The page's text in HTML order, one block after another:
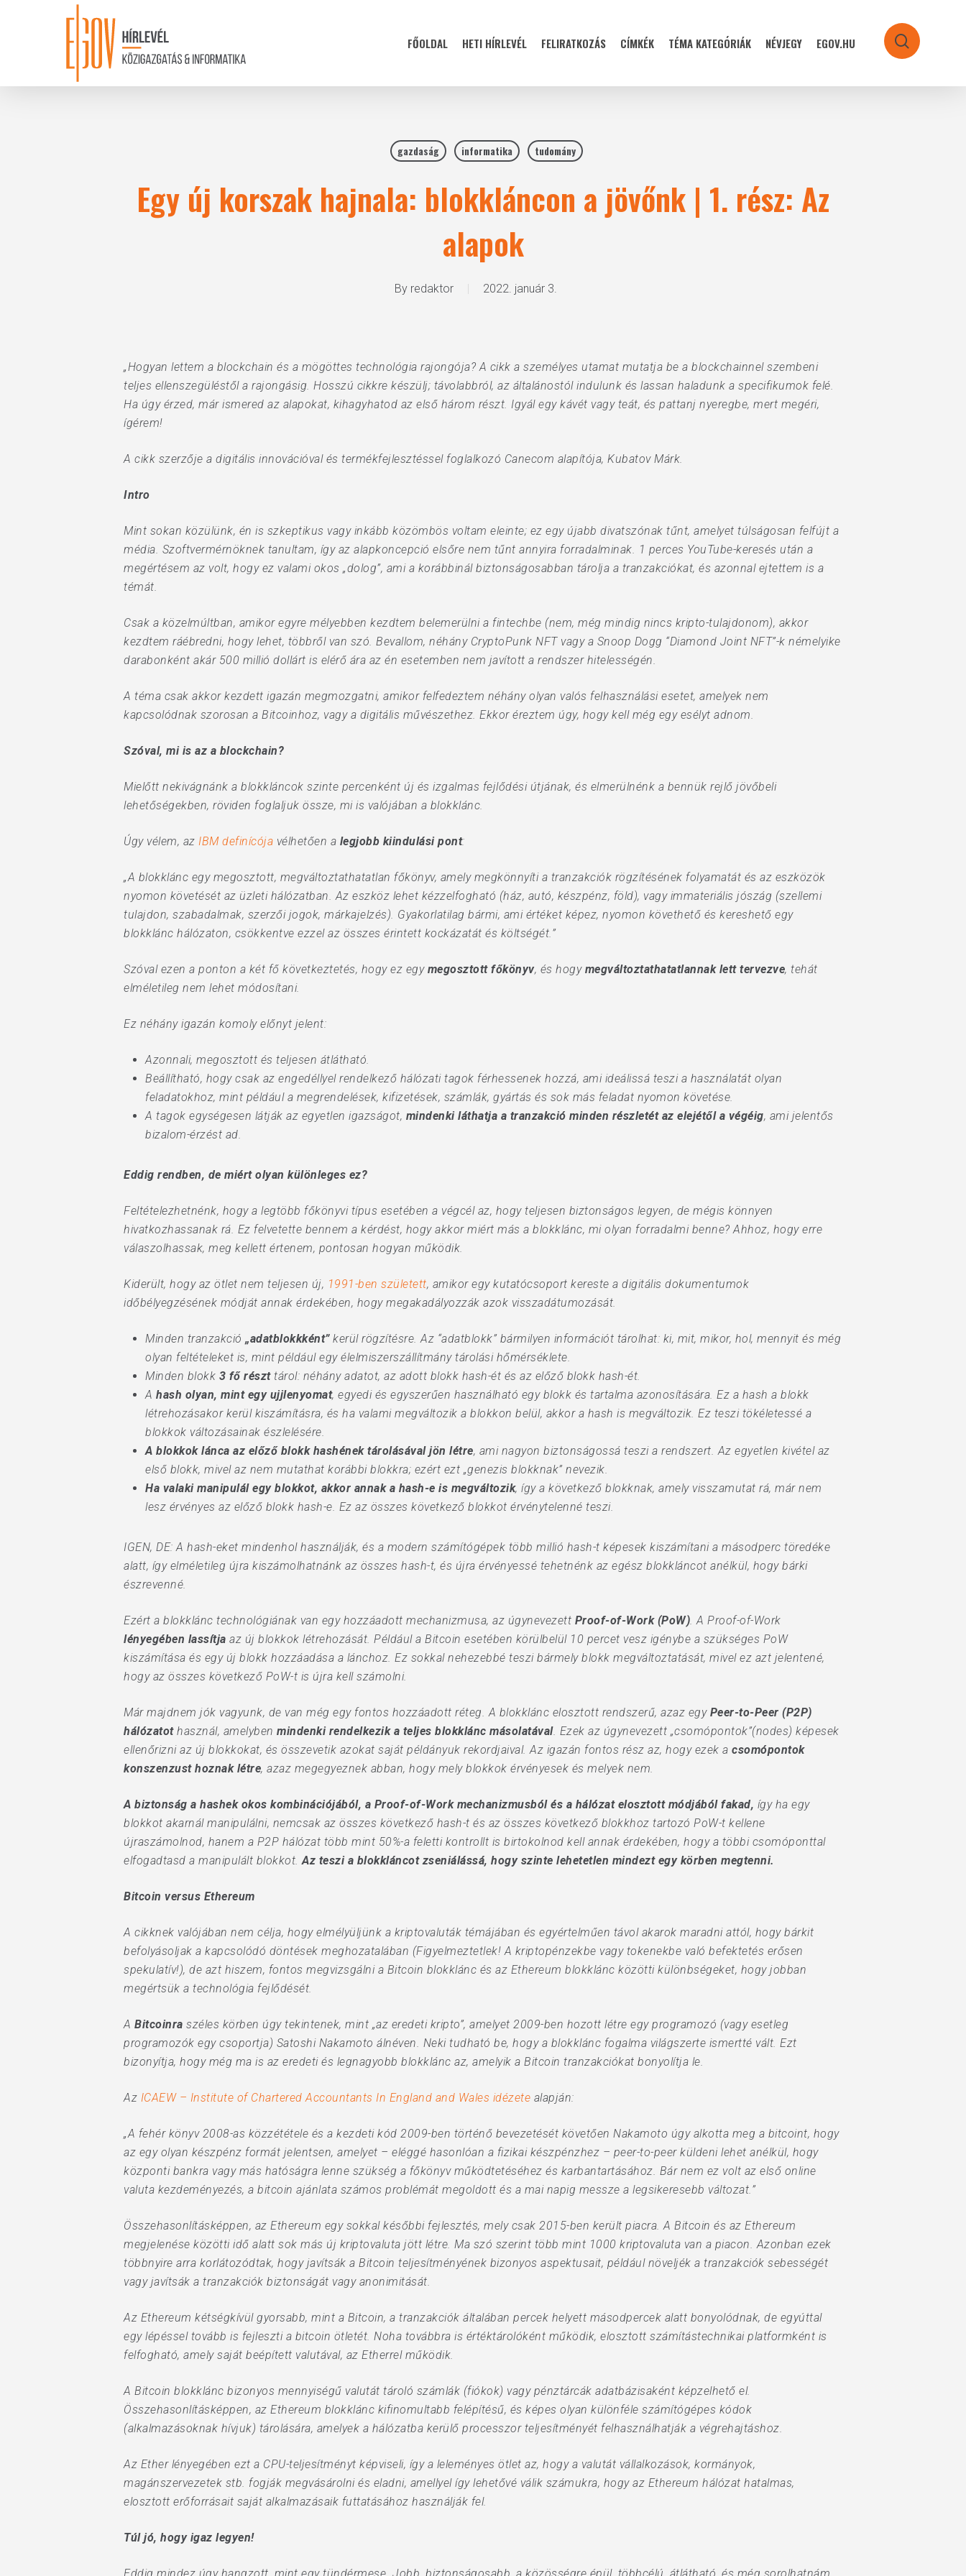
FŐOLDAL HETI HÍRLEVÉL FELIRATKOZÁS CÍMKÉK TÉMA KATEGÓRIÁK NÉVJEGY EGOV.HU search
gazdaság informatika tudomány
Egy új korszak hajnala: blokkláncon a jövőnk | 1. rész: Az
alapok
By redaktor 2022. január 3.
„Hogyan lettem a blockchain és a mögöttes technológia rajongója? A cikk a személyes utamat mutatja be a blockchainnel szembeni
teljes ellenszegüléstől a rajongásig. Hosszú cikkre készülj; távolabbról, az általánostól indulunk és lassan haladunk a specifikumok felé.
Ha úgy érzed, már ismered az alapokat, kihagyhatod az első három részt. Igyál egy kávét vagy teát, és pattanj nyeregbe, mert megéri,
ígérem!
A cikk szerzője a digitális innovációval és termékfejlesztéssel foglalkozó Canecom alapítója, Kubatov Márk.
Intro
Mint sokan közülünk, én is szkeptikus vagy inkább közömbös voltam eleinte; ez egy újabb divatszónak tűnt, amelyet túlságosan felfújt a
média. Szoftvermérnöknek tanultam, így az alapkoncepció elsőre nem tűnt annyira forradalminak. 1 perces YouTube-keresés után a
megértésem az volt, hogy ez valami okos „dolog”, ami a korábbinál biztonságosabban tárolja a tranzakciókat, és azonnal ejtettem is a
témát.
Csak a közelmúltban, amikor egyre mélyebben kezdtem belemerülni a fintechbe (nem, még mindig nincs kripto-tulajdonom), akkor
kezdtem ráébredni, hogy lehet, többről van szó. Bevallom, néhány CryptoPunk NFT vagy a Snoop Dogg “Diamond Joint NFT”-k némelyike
darabonként akár 500 millió dollárt is elérő ára az én esetemben nem javított a rendszer hitelességén.
A téma csak akkor kezdett igazán megmozgatni, amikor felfedeztem néhány olyan valós felhasználási esetet, amelyek nem
kapcsolódnak szorosan a Bitcoinhoz, vagy a digitális művészethez. Ekkor éreztem úgy, hogy kell még egy esélyt adnom.
Szóval, mi is az a blockchain?
Mielőtt nekivágnánk a blokkláncok szinte percenként új és izgalmas fejlődési útjának, és elmerülnénk a bennük rejlő jövőbeli
lehetőségekben, röviden foglaljuk össze, mi is valójában a blokklánc.
Úgy vélem, az IBM definícója vélhetően a legjobb kiindulási pont:
„A blokklánc egy megosztott, megváltoztathatatlan főkönyv, amely megkönnyíti a tranzakciók rögzítésének folyamatát és az eszközök
nyomon követését az üzleti hálózatban. Az eszköz lehet kézzelfogható (ház, autó, készpénz, föld), vagy immateriális jószág (szellemi
tulajdon, szabadalmak, szerzői jogok, márkajelzés). Gyakorlatilag bármi, ami értéket képez, nyomon követhető és kereshető egy
blokklánc hálózaton, csökkentve ezzel az összes érintett kockázatát és költségét.”
Szóval ezen a ponton a két fő következtetés, hogy ez egy megosztott főkönyv, és hogy megváltoztathatatlannak lett tervezve, tehát
elméletileg nem lehet módosítani.
Ez néhány igazán komoly előnyt jelent:
Azonnali, megosztott és teljesen átlátható.
Beállítható, hogy csak az engedéllyel rendelkező hálózati tagok férhessenek hozzá, ami ideálissá teszi a használatát olyan
feladatokhoz, mint például a megrendelések, kifizetések, számlák, gyártás és sok más feladat nyomon követése.
A tagok egységesen látják az egyetlen igazságot, mindenki láthatja a tranzakció minden részletét az elejétől a végéig, ami jelentős
bizalom-érzést ad.
Eddig rendben, de miért olyan különleges ez?
Feltételezhetnénk, hogy a legtöbb főkönyvi típus esetében a végcél az, hogy teljesen biztonságos legyen, de mégis könnyen
hivatkozhassanak rá. Ez felvetette bennem a kérdést, hogy akkor miért más a blokklánc, mi olyan forradalmi benne? Ahhoz, hogy erre
válaszolhassak, meg kellett értenem, pontosan hogyan működik.
Kiderült, hogy az ötlet nem teljesen új, 1991-ben született, amikor egy kutatócsoport kereste a digitális dokumentumok
időbélyegzésének módját annak érdekében, hogy megakadályozzák azok visszadátumozását.
Minden tranzakció „adatblokkként”kerül rögzítésre. Az “adatblokk” bármilyen információt tárolhat: ki, mit, mikor, hol, mennyit és még
olyan feltételeket is, mint például egy élelmiszerszállítmány tárolási hőmérséklete.
Minden blokk 3 fő részttárol: néhány adatot, az adott blokk hash-ét és az előző blokk hash-ét.
A hash olyan, mint egy ujjlenyomat, egyedi és egyszerűen használható egy blokk és tartalma azonosítására. Ez a hash a blokk
létrehozásakor kerül kiszámításra, és ha valami megváltozik a blokkon belül, akkor a hash is megváltozik. Ez teszi tökéletessé a
blokkok változásainak észlelésére.
A blokkok lánca az előző blokk hashének tárolásával jön létre, ami nagyon biztonságossá teszi a rendszert. Az egyetlen kivétel az
első blokk, mivel az nem mutathat korábbi blokkra; ezért ezt „genezis blokknak” nevezik.
Ha valaki manipulál egy blokkot, akkor annak a hash-e is megváltozik, így a következő blokknak, amely visszamutat rá, már nem
lesz érvényes az előző blokk hash-e. Ez az összes következő blokkot érvénytelenné teszi.
IGEN, DE: A hash-eket mindenhol használják, és a modern számítógépek több millió hash-t képesek kiszámítani a másodperc töredéke
alatt, így elméletileg újra kiszámolhatnánk az összes hash-t, és újra érvényessé tehetnénk az egész blokkláncot anélkül, hogy bárki
észrevenné.
Ezért a blokklánc technológiának van egy hozzáadott mechanizmusa, az úgynevezett Proof-of-Work (PoW). A Proof-of-Work
lényegében lassítja az új blokkok létrehozását. Például a Bitcoin esetében körülbelül 10 percet vesz igénybe a szükséges PoW
kiszámítása és egy új blokk hozzáadása a lánchoz. Ez sokkal nehezebbé teszi bármely blokk megváltoztatását, mivel ez azt jelentené,
hogy az összes következő PoW-t is újra kell számolni.
Már majdnem jók vagyunk, de van még egy fontos hozzáadott réteg. A blokklánc elosztott rendszerű, azaz egy Peer-to-Peer (P2P)
hálózatothasznál, amelyben mindenki rendelkezik a teljes blokklánc másolatával. Ezek az úgynevezett „csomópontok”(nodes) képesek
ellenőrizni az új blokkokat, és összevetik azokat saját példányuk rekordjaival. Az igazán fontos rész az, hogy ezek a csomópontok
konszenzust hoznak létre, azaz megegyeznek abban, hogy mely blokkok érvényesek és melyek nem.
A biztonság a hashek okos kombinációjából, a Proof-of-Work mechanizmusból és a hálózat elosztott módjából fakad, így ha egy
blokkot akarnál manipulálni, nemcsak az összes következő hash-t és az összes következő blokkhoz tartozó PoW-t kellene
újraszámolnod, hanem a P2P hálózat több mint 50%-a feletti kontrollt is birtokolnod kell annak érdekében, hogy a többi csomóponttal
elfogadtasd a manipulált blokkot. Az teszi a blokkláncot zseniálássá, hogy szinte lehetetlen mindezt egy körben megtenni.
Bitcoin versus Ethereum
A cikknek valójában nem célja, hogy elmélyüljünk a kriptovaluták témájában és egyértelműen távol akarok maradni attól, hogy bárkit
befolyásoljak a kapcsolódó döntések meghozatalában (Figyelmeztetlek! A kriptopénzekbe vagy tokenekbe való befektetés erősen
spekulatív!), de azt hiszem, fontos megvizsgálni a Bitcoin blokklánc és az Ethereum blokklánc közötti különbségeket, hogy jobban
megértsük a technológia fejlődését.
A Bitcoinra széles körben úgy tekintenek, mint „az eredeti kripto”, amelyet 2009-ben hozott létre egy programozó (vagy esetleg
programozók egy csoportja) Satoshi Nakamoto álnéven. Neki tudható be, hogy a blokklánc fogalma világszerte ismertté vált. Ezt
bizonyítja, hogy még ma is az eredeti és legnagyobb blokklánc az, amelyik a Bitcoin tranzakciókat bonyolítja le.
Az ICAEW – Institute of Chartered Accountants In England and Wales idézete alapján:
„A fehér könyv 2008-as közzététele és a kezdeti kód 2009-ben történő bevezetését követően Nakamoto úgy alkotta meg a bitcoint, hogy
az egy olyan készpénz formát jelentsen, amelyet – eléggé hasonlóan a fizikai készpénzhez – peer-to-peer küldeni lehet anélkül, hogy
központi bankra vagy más hatóságra lenne szükség a főkönyv működtetéséhez és karbantartásához. Bár nem ez volt az első online
valuta kezdeményezés, a bitcoin ajánlata számos problémát megoldott és a mai napig messze a legsikeresebb változat.”
Összehasonlításképpen, az Ethereum egy sokkal későbbi fejlesztés, mely csak 2015-ben került piacra. A Bitcoin és az Ethereum
megjelenése közötti idő alatt sok más új kriptovaluta jött létre. Ma szó szerint több mint 1000 kriptovaluta van a piacon. Azonban ezek
többnyire arra korlátozódtak, hogy javítsák a Bitcoin teljesítményének bizonyos aspektusait, például növeljék a tranzakciók sebességét
vagy javítsák a tranzakciók biztonságát vagy anonimitását.
Az Ethereum kétségkívül gyorsabb, mint a Bitcoin, a tranzakciók általában percek helyett másodpercek alatt bonyolódnak, de egyúttal
egy lépéssel tovább is fejleszti a bitcoin ötletét. Noha továbbra is értéktárolóként működik, elosztott számítástechnikai platformként is
felfogható, amely saját beépített valutával, az Etherrel működik.
A Bitcoin blokklánc bizonyos mennyiségű valutát tároló számlák (fiókok) vagy pénztárcák adatbázisaként képzelhető el.
Összehasonlításképpen, az Ethereum blokklánc kifinomultabb felépítésű, és képes olyan különféle számítógépes kódok
(alkalmazásoknak hívjuk) tárolására, amelyek a hálózatba kerülő processzor teljesítményét felhasználhatják a végrehajtáshoz.
Az Ether lényegében ezt a CPU-teljesítményt képviseli, így a leleményes ötlet az, hogy a valutát vállalkozások, kormányok,
magánszervezetek stb. fogják megvásárolni és eladni, amellyel így lehetővé válik számukra, hogy az Ethereum hálózat hatalmas,
elosztott erőforrásait saját alkalmazásaik futtatásához használják fel.
Túl jó, hogy igaz legyen!